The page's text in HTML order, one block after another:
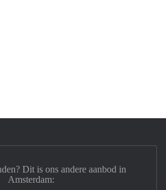
Dit is ons andere aanbod in
Amsterdam: